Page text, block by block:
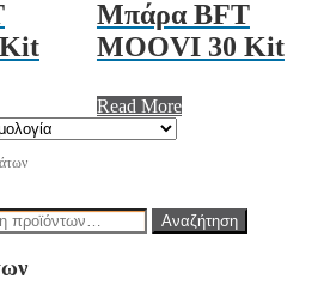
Μπάρα BFT
MOOVI 30 Kit
Read More
Αναζήτηση